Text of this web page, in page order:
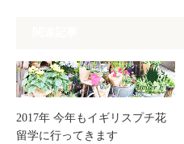
2017年 今年もイギリスプチ花
留学に行ってきます